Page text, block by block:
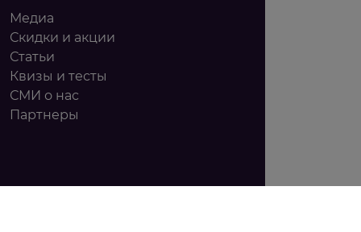
Медиа
Скидки и акции
Статьи
Квизы и тесты
СМИ о нас
Партнеры